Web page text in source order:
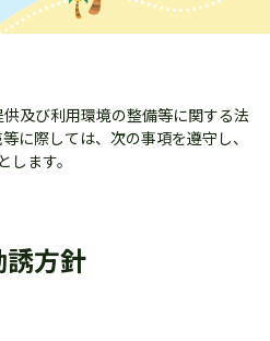
及び利用環境の整備等に関する法
に際しては、次の事項を遵守し、
ます。
方針